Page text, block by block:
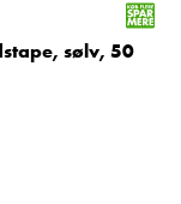
sølv, 50